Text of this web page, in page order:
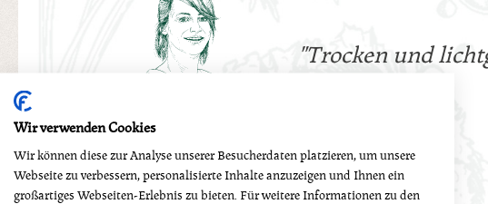
Wir verwenden Cookies
Wir können diese zur Analyse unserer Besucherdaten platzieren, um unsere
Webseite zu verbessern, personalisierte Inhalte anzuzeigen und Ihnen ein
großartiges Webseiten-Erlebnis zu bieten. Für weitere Informationen zu den
"Trocken und